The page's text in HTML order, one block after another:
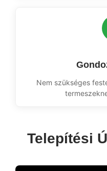
Nem szükséges
Telepítési